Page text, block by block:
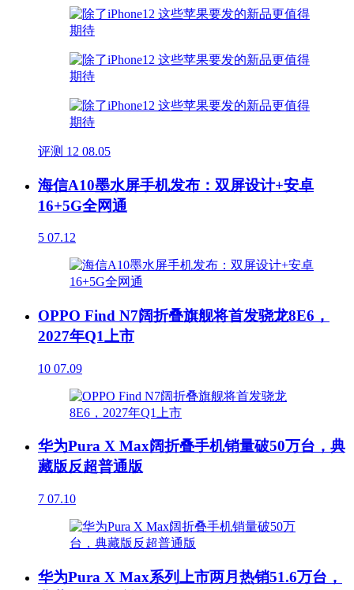
评测 12 08.05
海信A10墨水屏手机发布：双屏设计+安卓
16+5G全网通
5 07.12
OPPO Find N7阔折叠旗舰将首发骁龙8E6，
2027年Q1上市
10 07.09
华为Pura X Max阔折叠手机销量破50万台，典
藏版反超普通版
7 07.10
华为Pura X Max系列上市两月热销51.6万台，